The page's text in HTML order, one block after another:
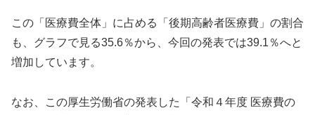
この「医療費全体」に占める「後期高齢者医療費」の割合
も、グラフで見る35.6％から、今回の発表では39.1％へと
増加しています。
なお、この厚生労働省の発表した「令和４年度 医療費の